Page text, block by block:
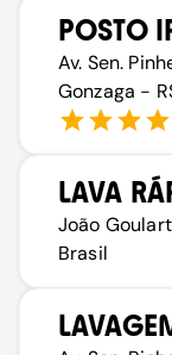
POSTO
Av. Sen.
Gonzaga -
LAVA
João
Brasil